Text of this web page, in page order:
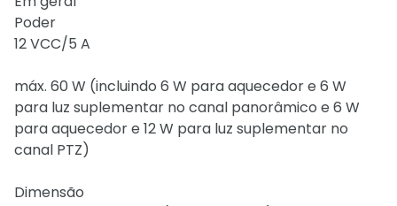
Poder
12 VCC/5 A
máx. 60 W (incluindo 6 W para aquecedor e 6 W
para luz suplementar no canal panorâmico e 6 W
para aquecedor e 12 W para luz suplementar no
canal PTZ)
Dimensão